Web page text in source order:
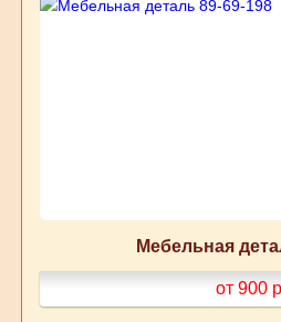
Мебельная
от 900